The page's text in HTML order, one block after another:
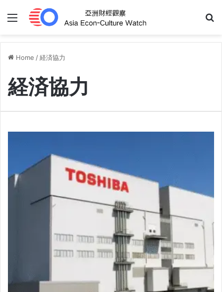
Menu
Home /経済協力
経済協力